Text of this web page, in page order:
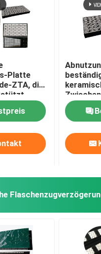
Platte
ZTA, die
für